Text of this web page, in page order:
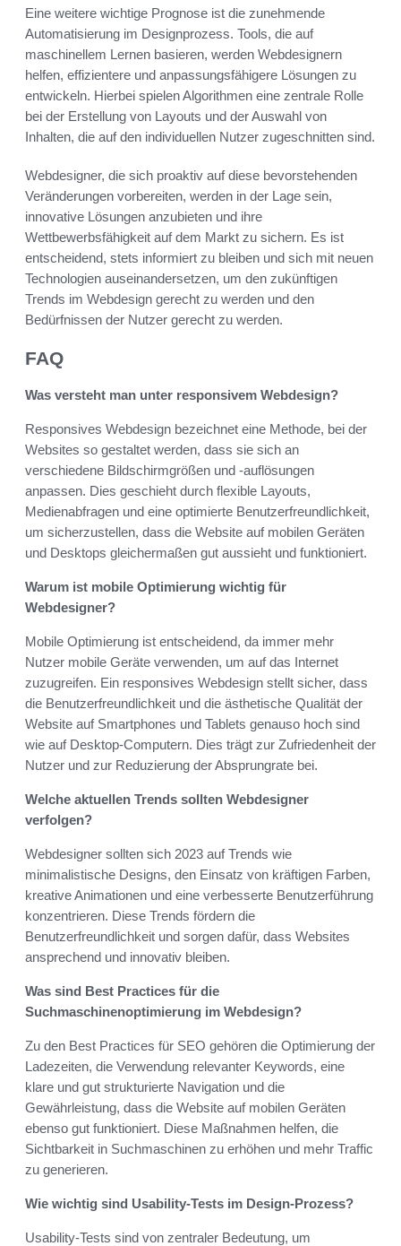
Eine weitere wichtige Prognose ist die zunehmende
Automatisierung im Designprozess. Tools, die auf
maschinellem Lernen basieren, werden Webdesignern
helfen, effizientere und anpassungsfähigere Lösungen zu
entwickeln. Hierbei spielen Algorithmen eine zentrale Rolle
bei der Erstellung von Layouts und der Auswahl von
Inhalten, die auf den individuellen Nutzer zugeschnitten sind.
Webdesigner, die sich proaktiv auf diese bevorstehenden
Veränderungen vorbereiten, werden in der Lage sein,
innovative Lösungen anzubieten und ihre
Wettbewerbsfähigkeit auf dem Markt zu sichern. Es ist
entscheidend, stets informiert zu bleiben und sich mit neuen
Technologien auseinandersetzen, um den zukünftigen
Trends im Webdesign gerecht zu werden und den
Bedürfnissen der Nutzer gerecht zu werden.
FAQ
Was versteht man unter responsivem Webdesign?
Responsives Webdesign bezeichnet eine Methode, bei der
Websites so gestaltet werden, dass sie sich an
verschiedene Bildschirmgrößen und -auflösungen
anpassen. Dies geschieht durch flexible Layouts,
Medienabfragen und eine optimierte Benutzerfreundlichkeit,
um sicherzustellen, dass die Website auf mobilen Geräten
und Desktops gleichermaßen gut aussieht und funktioniert.
Warum ist mobile Optimierung wichtig für
Webdesigner?
Mobile Optimierung ist entscheidend, da immer mehr
Nutzer mobile Geräte verwenden, um auf das Internet
zuzugreifen. Ein responsives Webdesign stellt sicher, dass
die Benutzerfreundlichkeit und die ästhetische Qualität der
Website auf Smartphones und Tablets genauso hoch sind
wie auf Desktop-Computern. Dies trägt zur Zufriedenheit der
Nutzer und zur Reduzierung der Absprungrate bei.
Welche aktuellen Trends sollten Webdesigner
verfolgen?
Webdesigner sollten sich 2023 auf Trends wie
minimalistische Designs, den Einsatz von kräftigen Farben,
kreative Animationen und eine verbesserte Benutzerführung
konzentrieren. Diese Trends fördern die
Benutzerfreundlichkeit und sorgen dafür, dass Websites
ansprechend und innovativ bleiben.
Was sind Best Practices für die
Suchmaschinenoptimierung im Webdesign?
Zu den Best Practices für SEO gehören die Optimierung der
Ladezeiten, die Verwendung relevanter Keywords, eine
klare und gut strukturierte Navigation und die
Gewährleistung, dass die Website auf mobilen Geräten
ebenso gut funktioniert. Diese Maßnahmen helfen, die
Sichtbarkeit in Suchmaschinen zu erhöhen und mehr Traffic
zu generieren.
Wie wichtig sind Usability-Tests im Design-Prozess?
Usability-Tests sind von zentraler Bedeutung, um